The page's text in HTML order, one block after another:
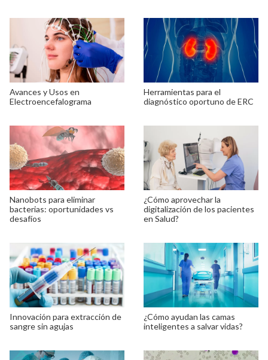
Avances y Usos en
Electroencefalograma
Herramientas para el
diagnóstico oportuno de ERC
Nanobots para eliminar
bacterias: oportunidades vs
desafíos
¿Cómo aprovechar la
digitalización de los pacientes
en Salud?
Innovación para extracción de
sangre sin agujas
¿Cómo ayudan las camas
inteligentes a salvar vidas?